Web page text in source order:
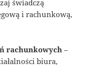
świadczą
i rachunkową,
rachunkowych –
biura,